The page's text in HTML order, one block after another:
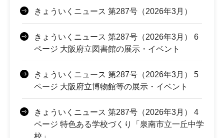
きょういくニュース 第287号（2026年3月）
きょういくニュース 第287号（2026年3月） 6
ページ 大阪府立図書館の展示・イベント
きょういくニュース 第287号（2026年3月） 5
ページ 大阪府立博物館等の展示・イベント
きょういくニュース 第287号（2026年3月） 4
ページ 特色ある学校づくり「泉南市立一丘中学